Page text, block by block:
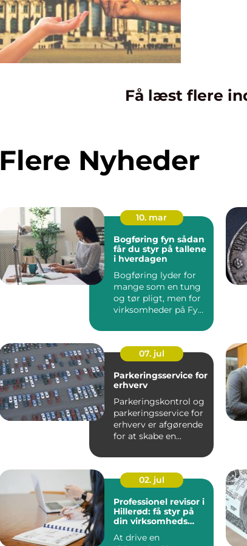
Få læst flere
Flere Nyheder
10. mar
Bogføring fyn sådan
får du styr på tallene
i hverdagen
Bogføring lyder for
mange som en tung
og tør pligt, men for
virksomheder på Fyn
væ...
07. jul
Parkeringsservice for
erhverv
Parkeringskontrol og
parkeringsservice for
erhverv er afgørende
for at skabe en
02. jul
Professionel revisor i
Hillerød: få styr på
din virksomheds
At drive en